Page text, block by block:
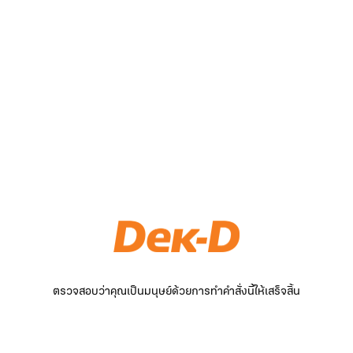
ตรวจสอบว่าคุณเป็นมนุษย์ด้วยการทำคำสั่งนี้ให้เสร็จสิ้น